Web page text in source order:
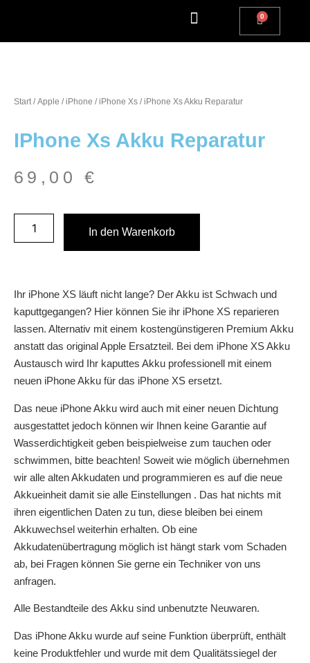
Start/Apple /iPhone /iPhone Xs / iPhone Xs Akku Reparatur
IPhone Xs Akku Reparatur
69,00€
In den Warenkorb
Ihr iPhone XS läuft nicht lange? Der Akku ist Schwach und
kaputtgegangen? Hier können Sie ihr iPhone XS reparieren
lassen. Alternativ mit einem kostengünstigeren Premium Akku
anstatt das original Apple Ersatzteil. Bei dem iPhone XS Akku
Austausch wird Ihr kaputtes Akku professionell mit einem
neuen iPhone Akku für das iPhone XS ersetzt.
Das neue iPhone Akku wird auch mit einer neuen Dichtung
ausgestattet jedoch können wir Ihnen keine Garantie auf
Wasserdichtigkeit geben beispielweise zum tauchen oder
schwimmen, bitte beachten! Soweit wie möglich übernehmen
wir alle alten Akkudaten und programmieren es auf die neue
Akkueinheit damit sie alle Einstellungen . Das hat nichts mit
ihren eigentlichen Daten zu tun, diese bleiben bei einem
Akkuwechsel weiterhin erhalten. Ob eine
Akkudatenübertragung möglich ist hängt stark vom Schaden
ab, bei Fragen können Sie gerne ein Techniker von uns
anfragen.
Alle Bestandteile des Akku sind unbenutzte Neuwaren.
Das iPhone Akku wurde auf seine Funktion überprüft, enthält
keine Produktfehler und wurde mit dem Qualitätssiegel der